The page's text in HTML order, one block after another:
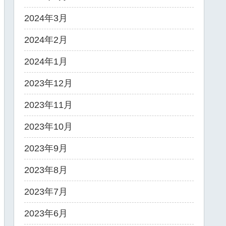
2024年3月
2024年2月
2024年1月
2023年12月
2023年11月
2023年10月
2023年9月
2023年8月
2023年7月
2023年6月